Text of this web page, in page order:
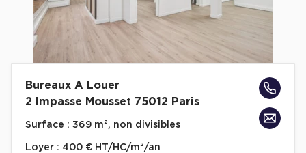
Bureaux A Louer
2 Impasse Mousset 75012 Paris
Surface : 369 m², non divisibles
Loyer : 400 € HT/HC/m²/an